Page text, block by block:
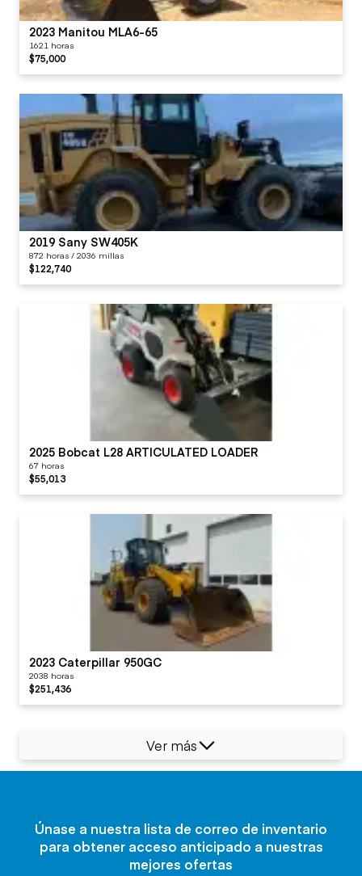
2023 Manitou MLA6-65
1621 horas
$75,000
2019 Sany SW405K
872 horas / 2036 millas
$122,740
2025 Bobcat L28 ARTICULATED LOADER
67 horas
$55,013
2023 Caterpillar 950GC
2038 horas
$251,436
Ver más
Únase a nuestra lista de correo de inventario
para obtener acceso anticipado a nuestras
mejores ofertas